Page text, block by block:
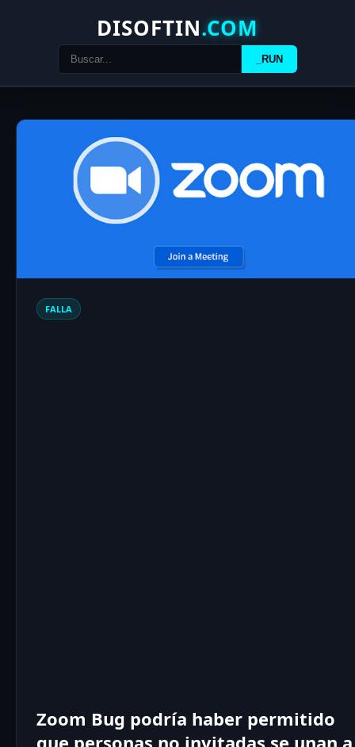
DISOFTIN.COM
_RUN
FALLA
Zoom Bug podría haber permitido
que personas no invitadas se unan a